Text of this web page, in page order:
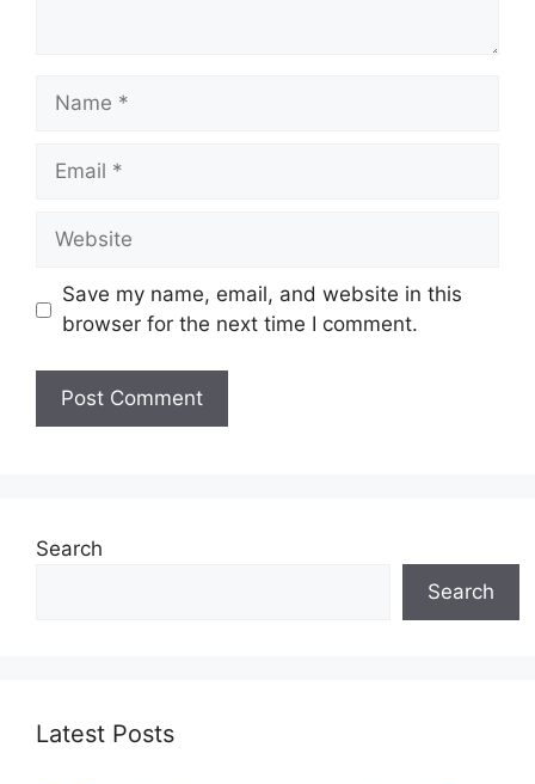
Name
Email
Website
Save my name, email, and website in this
browser for the next time I comment.
Search
Search
Latest Posts